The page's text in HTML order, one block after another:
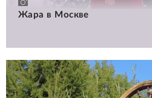
Жара в Москве